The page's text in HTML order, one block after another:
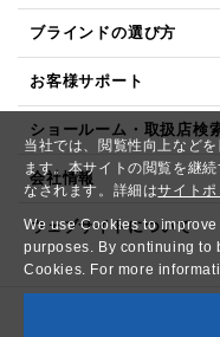
当社では、閲覧性向上など
ます。本サイトの閲覧を継
なされます。詳細はサイトポ
We use Cookies to
purposes. By continuing to
Cookies. For more
ブラインドの選び方
お客様サポート
ショールーム・取扱店検
会社情報
ウェブサイトについて
Copyright©